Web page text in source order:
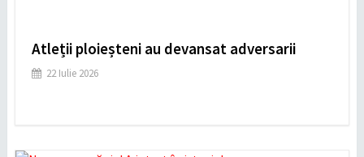
Atleții ploieșteni au devansat adversarii
22 Iulie 2026